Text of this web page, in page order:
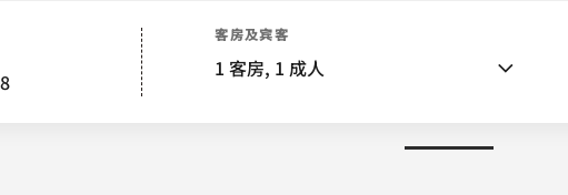
客房及宾客
1 客房, 1 成人
酒店视图客房别墅